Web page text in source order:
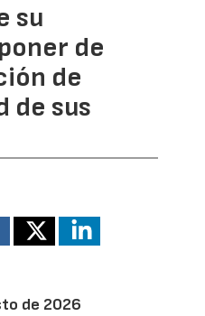
su
de
de
de sus
de 2026